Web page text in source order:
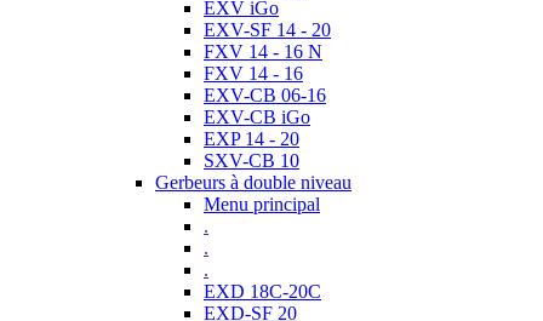
EXV iGo
EXV-SF 14 - 20
FXV 14 - 16 N
FXV 14 - 16
EXV-CB 06-16
EXV-CB iGo
EXP 14 - 20
SXV-CB 10
Gerbeurs à double niveau
Menu principal
.
.
.
EXD 18C-20C
EXD-SF 20